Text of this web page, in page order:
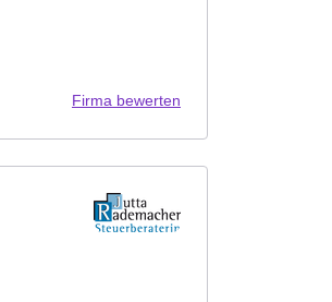
Firma bewerten